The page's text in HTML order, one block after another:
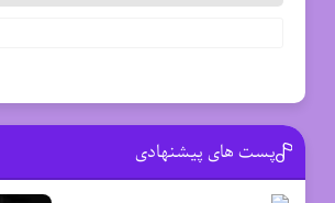
پست های پیشنهادی